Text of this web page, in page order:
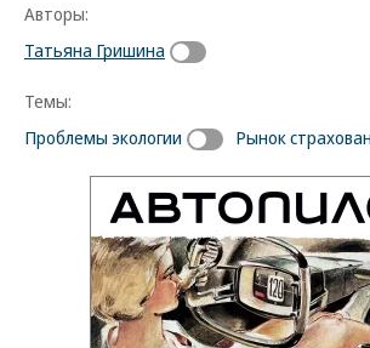
Авторы:
Татьяна Гришина
Темы:
Проблемы экологии
Рынок